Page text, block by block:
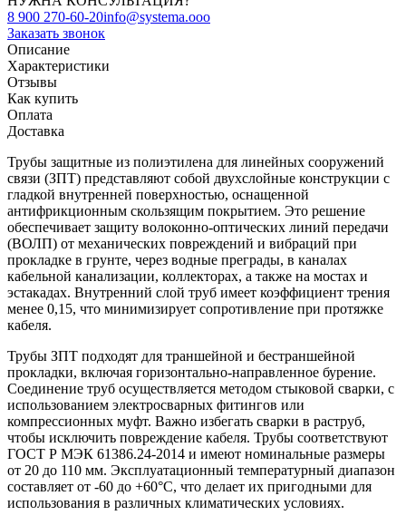
8 900 270-60-20info@systema.ooo
Заказать звонок
Описание
Характеристики
Отзывы
Как купить
Оплата
Доставка
Трубы защитные из полиэтилена для линейных сооружений
связи (ЗПТ) представляют собой двухслойные конструкции с
гладкой внутренней поверхностью, оснащенной
антифрикционным скользящим покрытием. Это решение
обеспечивает защиту волоконно-оптических линий передачи
(ВОЛП) от механических повреждений и вибраций при
прокладке в грунте, через водные преграды, в каналах
кабельной канализации, коллекторах, а также на мостах и
эстакадах. Внутренний слой труб имеет коэффициент трения
менее 0,15, что минимизирует сопротивление при протяжке
кабеля.
Трубы ЗПТ подходят для траншейной и бестраншейной
прокладки, включая горизонтально-направленное бурение.
Соединение труб осуществляется методом стыковой сварки, с
использованием электросварных фитингов или
компрессионных муфт. Важно избегать сварки в раструб,
чтобы исключить повреждение кабеля. Трубы соответствуют
ГОСТ Р МЭК 61386.24-2014 и имеют номинальные размеры
от 20 до 110 мм. Эксплуатационный температурный диапазон
составляет от -60 до +60°C, что делает их пригодными для
использования в различных климатических условиях.